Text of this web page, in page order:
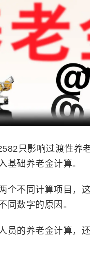
只影响过渡性养
基础养老金计算。
个不同计算项目，
同数字的原因。
员的养老金计算，